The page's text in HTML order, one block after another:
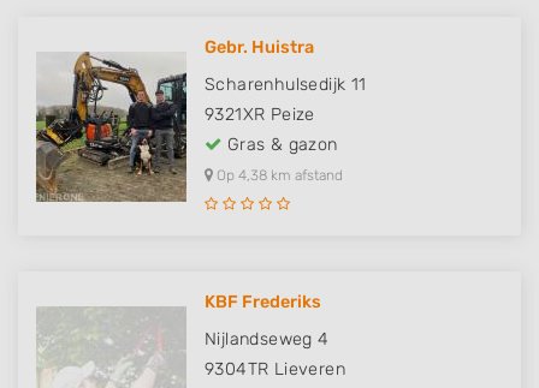
Gebr. Huistra
Scharenhulsedijk 11
9321XR Peize
Gras & gazon
Op 4,38 km afstand
KBF Frederiks
Nijlandseweg 4
9304TR Lieveren